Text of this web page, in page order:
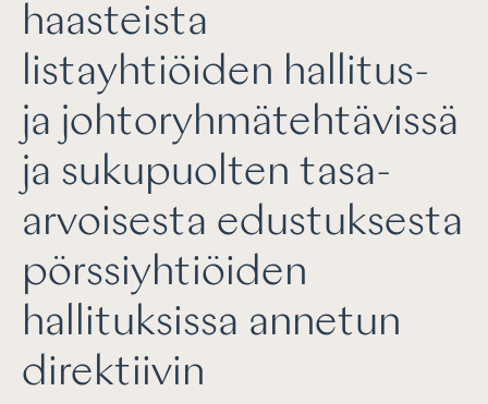
haasteista
listayhtiöiden hallitus-
ja johtoryhmätehtävissä
ja sukupuolten tasa-
arvoisesta edustuksesta
pörssiyhtiöiden
hallituksissa annetun
direktiivin